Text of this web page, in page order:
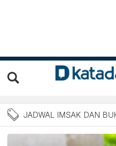
BeritaJADWAL IMSAK DAN